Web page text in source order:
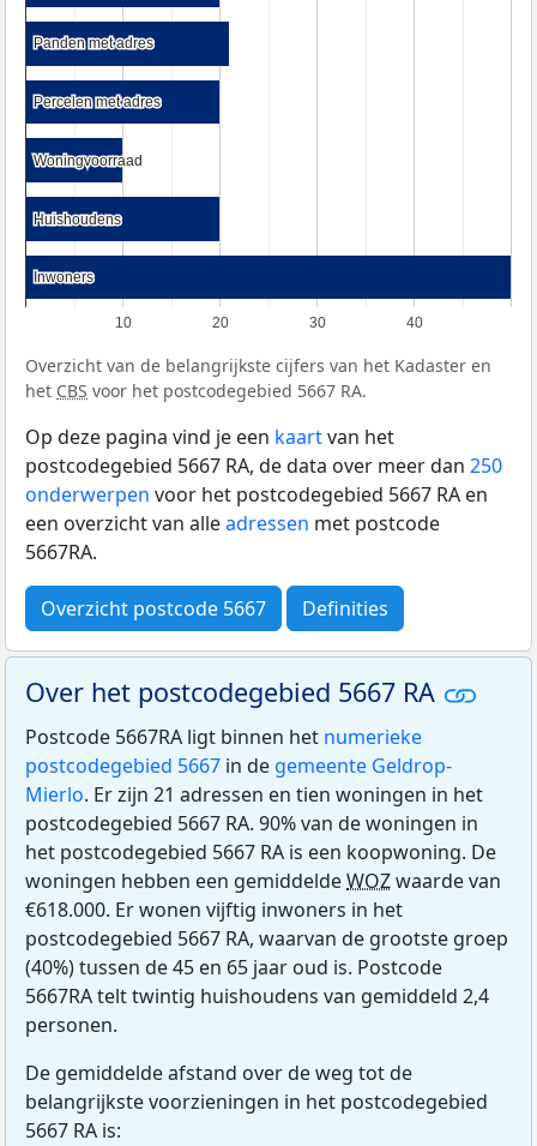
10 20 30 40
Panden met adres
Panden met adres
Percelen met adres
Percelen met adres
Woningvoorraad
Woningvoorraad
Huishoudens
Huishoudens
Inwoners
Inwoners
Overzicht van de belangrijkste cijfers van het Kadaster en
het CBS voor het postcodegebied 5667 RA.
Op deze pagina vind je een kaartvan het
postcodegebied 5667 RA, de data over meer dan 250
onderwerpen voor het postcodegebied 5667 RA en
een overzicht van alleadressen met postcode
5667RA.
Overzicht postcode 5667 Definities
Over het postcodegebied 5667 RA
Postcode 5667RA ligt binnen het numerieke
postcodegebied 5667 in de gemeente Geldrop-
Mierlo. Er zijn 21 adressen en tien woningen in het
postcodegebied 5667 RA. 90% van de woningen in
het postcodegebied 5667 RA is een koopwoning. De
woningen hebben een gemiddeldeWOZwaarde van
€618.000. Er wonen vijftig inwoners in het
postcodegebied 5667 RA, waarvan de grootste groep
(40%) tussen de 45 en 65 jaar oud is. Postcode
5667RA telt twintig huishoudens van gemiddeld 2,4
personen.
De gemiddelde afstand over de weg tot de
belangrijkste voorzieningen in het postcodegebied
5667 RA is: